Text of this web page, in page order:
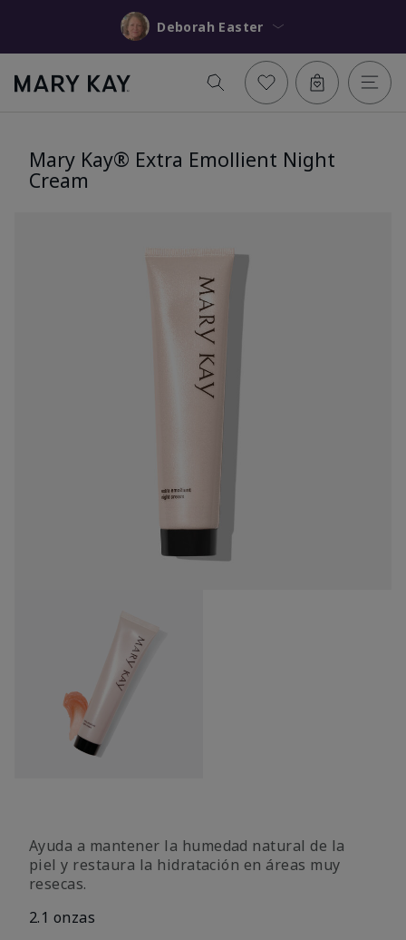
Deborah Easter
Mary Kay® Extra Emollient Night
Cream
Ayuda a mantener la humedad natural de la
piel y restaura la hidratación en áreas muy
resecas.
2.1 onzas